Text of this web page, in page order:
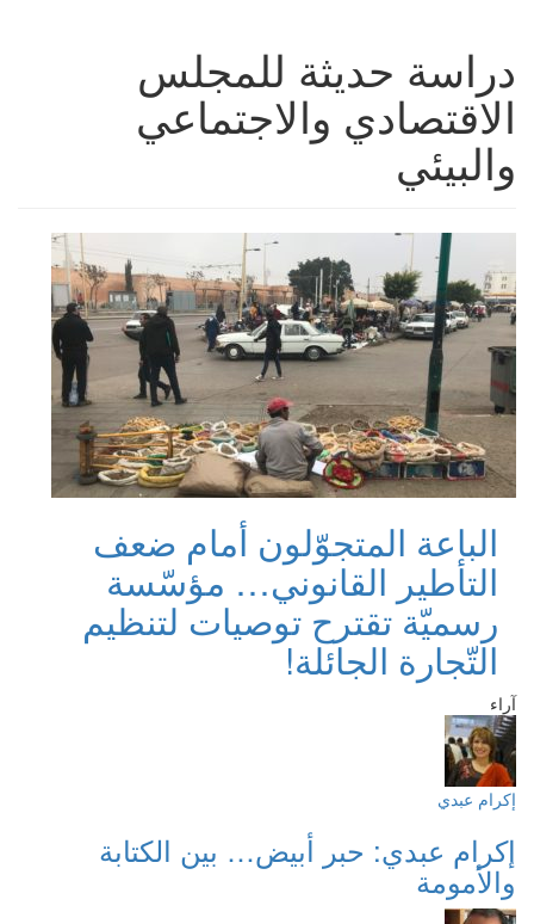
دراسة حديثة للمجلس
الاقتصادي والاجتماعي
والبيئي
الباعة المتجوّلون أمام ضعف
التأطير القانوني… مؤسّسة
رسميّة تقترح توصيات لتنظيم
التّجارة الجائلة!
آراء
إكرام عبدي
إكرام عبدي: حبر أبيض… بين الكتابة
والأمومة